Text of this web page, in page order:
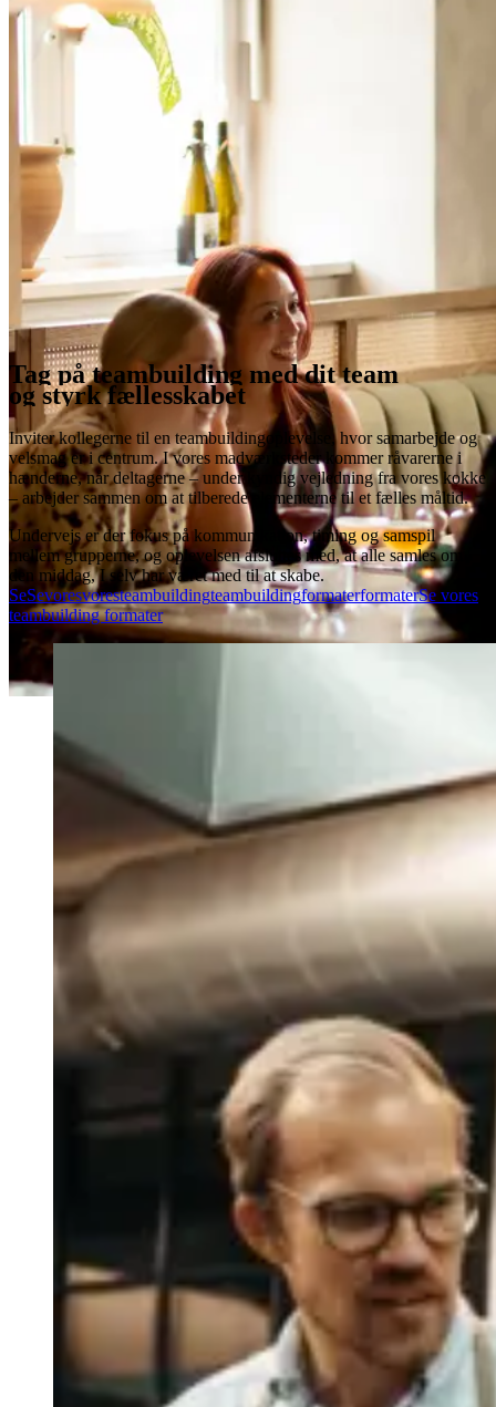
Tag på teambuilding med dit team
og styrk fællesskabet
Inviter kollegerne til en teambuildingoplevelse, hvor samarbejde og
velsmag er i centrum. I vores madværksteder kommer råvarerne i
hænderne, når deltagerne – under kyndig vejledning fra vores kokke
– arbejder sammen om at tilberede elementerne til et fælles måltid.
Undervejs er der fokus på kommunikation, timing og samspil
mellem grupperne, og oplevelsen afsluttes med, at alle samles om
den middag, I selv har været med til at skabe.
SeSevoresvoresteambuildingteambuildingformaterformaterSe vores
teambuilding formater